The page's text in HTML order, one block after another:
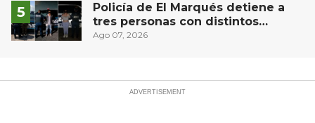
Policía de El Marqués detiene a
tres personas con distintos
narcóticos
Ago 07, 2026